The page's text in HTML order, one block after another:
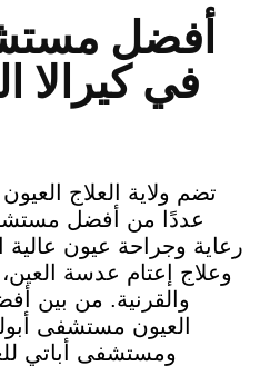
أفضل
في كيرالا
تضم ولاية العلاج
عددًا من أفضل
رعاية وجراحة عيون عالية
وعلاج إعتام عدسة
والقرنية. من بين
العيون مستشفى